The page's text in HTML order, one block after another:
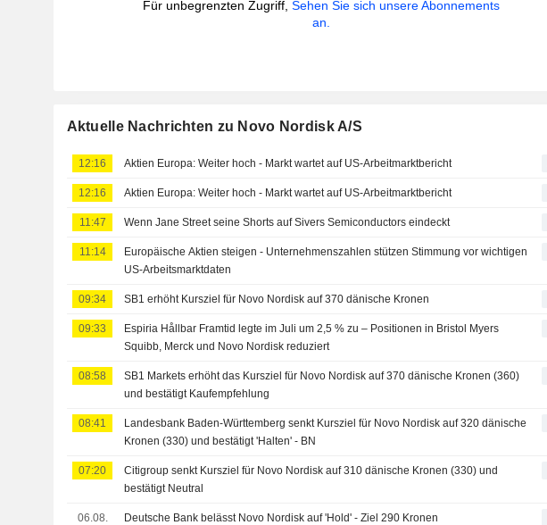
Für unbegrenzten Zugriff,Sehen Sie sich unsere Abonnements
an.
Aktuelle Nachrichten zu Novo Nordisk A/S
12:16 Aktien Europa: Weiter hoch - Markt wartet auf US-Arbeitmarktbericht
12:16 Aktien Europa: Weiter hoch - Markt wartet auf US-Arbeitmarktbericht
11:47 Wenn Jane Street seine Shorts auf Sivers Semiconductors eindeckt
11:14
Europäische Aktien steigen - Unternehmenszahlen stützen Stimmung vor wichtigen
US-Arbeitsmarktdaten
09:34 SB1 erhöht Kursziel für Novo Nordisk auf 370 dänische Kronen
09:33
Espiria Hållbar Framtid legte im Juli um 2,5 % zu – Positionen in Bristol Myers
Squibb, Merck und Novo Nordisk reduziert
08:58
SB1 Markets erhöht das Kursziel für Novo Nordisk auf 370 dänische Kronen (360)
und bestätigt Kaufempfehlung
08:41
Landesbank Baden-Württemberg senkt Kursziel für Novo Nordisk auf 320 dänische
Kronen (330) und bestätigt 'Halten' - BN
07:20
Citigroup senkt Kursziel für Novo Nordisk auf 310 dänische Kronen (330) und
bestätigt Neutral
06.08. Deutsche Bank belässt Novo Nordisk auf 'Hold' - Ziel 290 Kronen